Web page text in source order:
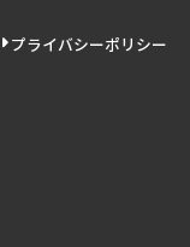
プライバシーポリシー